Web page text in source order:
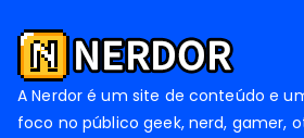
A Nerdor é um site de conteúdo e
foco no público geek, nerd, gamer,